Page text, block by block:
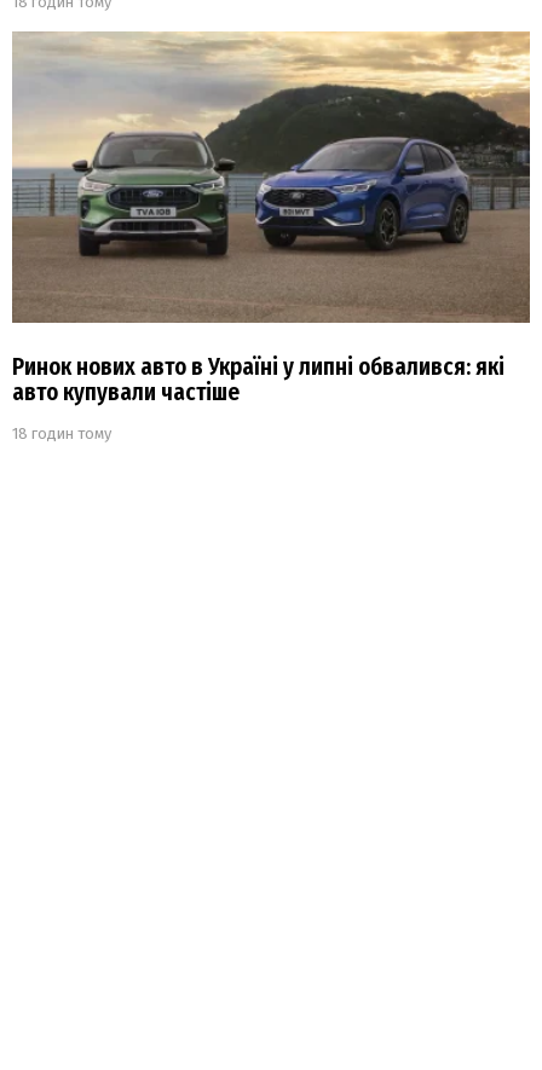
Ринок нових авто в Україні у липні обвалився: які
авто купували частіше
18 годин тому